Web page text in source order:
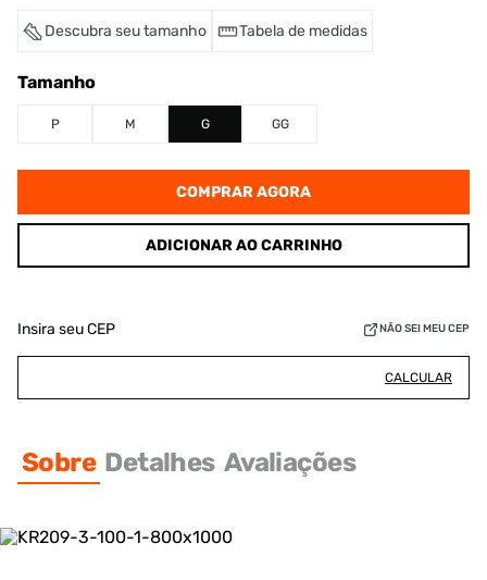
Descubra seu tamanho Tabela de medidas
Tamanho
P M G GG
COMPRAR AGORA
ADICIONAR AO CARRINHO
Insira seu CEP NÃO SEI MEU CEP
CALCULAR
Sobre Detalhes Avaliações